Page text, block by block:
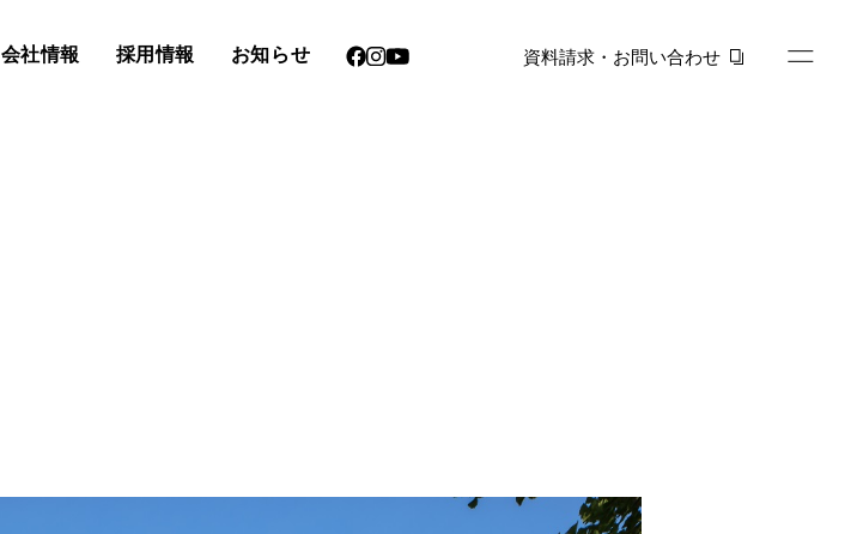
会社情報 採用情報 お知らせ 資料請求・お問い合わせ